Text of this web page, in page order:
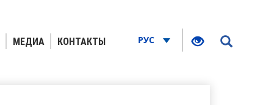
МЕДИА КОНТАКТЫ РУС